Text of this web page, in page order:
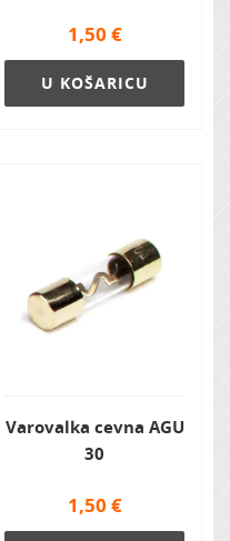
1,50 €
U KOŠARICU
Varovalka cevna AGU
30
1,50 €